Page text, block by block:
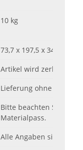
10 kg
73,7 x 197,5 x 34,8 cm
Artikel wird zerlegt mit
Lieferung ohne Inhalt
Bitte beachten Sie die
Materialpass.
Alle Angaben sind ca.-